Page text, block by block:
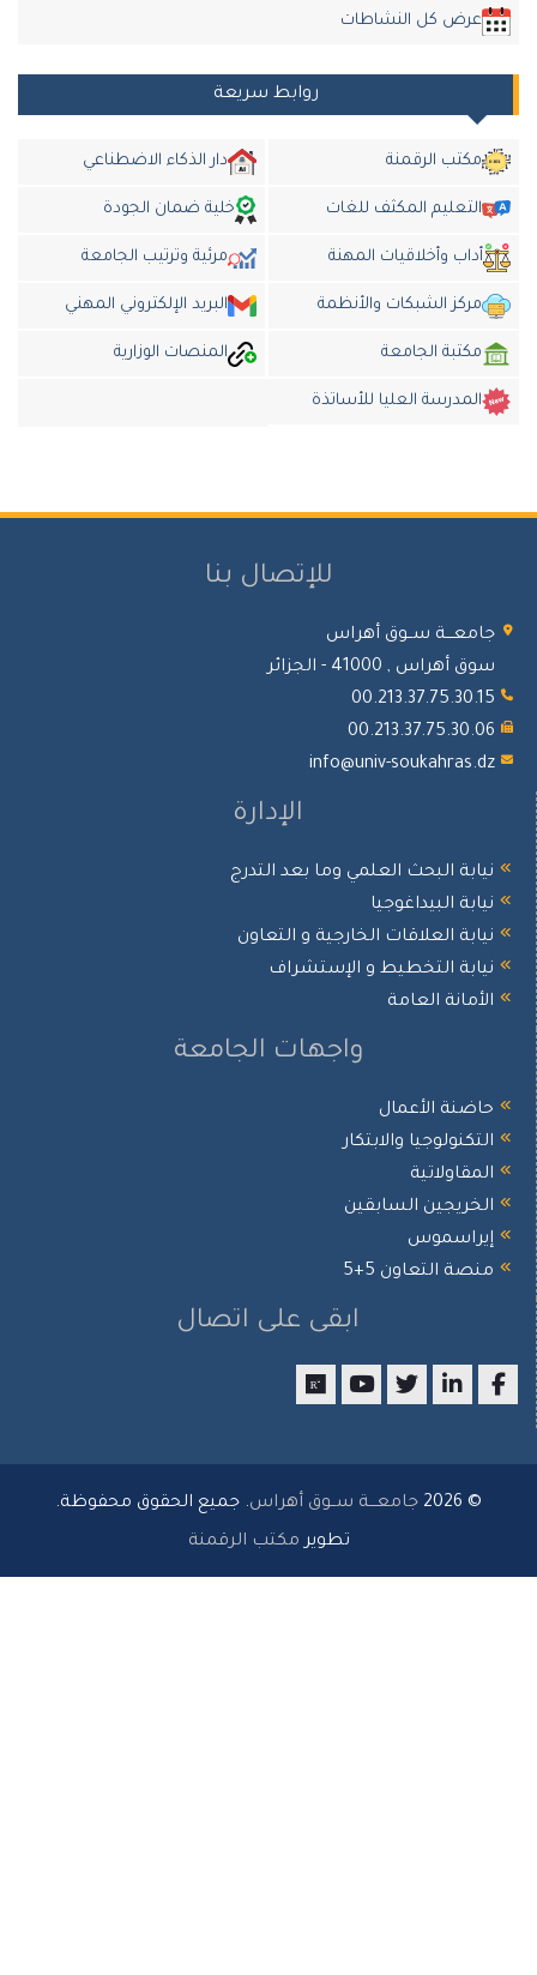
عرض كل النشاطات
روابط سريعة
مكتب الرقمنة دار الذكاء الاضطناعي
التعليم المكثف للغات خلية ضمان الجودة
أداب وأخلاقيات المهنة مرئية وترتيب الجامعة
مركز الشبكات والأنظمة البريد الإلكتروني المهني
مكتبة الجامعة المنصات الوزارية
المدرسة العليا للأساتذة
للإتصال بنا
جامعـــة ســوق أهراس
سوق أهراس , 41000 - الجزائر
00.213.37.75.30.15
00.213.37.75.30.06
info@univ-soukahras.dz
الإدارة
نيابة البحث العلمي وما بعد التدرج
نيابة البيداغوجيا
نيابة العلاقات الخارجية و التعاون
نيابة التخطيط و الإستشراف
الأمانة العامة
واجهات الجامعة
حاضنة الأعمال
التكنولوجيا والابتكار
المقاولاتية
الخريجين السابقين
إيراسموس
منصة التعاون 5+5
ابقى على اتصال
جامعـــة ســوق أهراس. جميع الحقوق محفوظة.
تطويرمكتب الرقمنة